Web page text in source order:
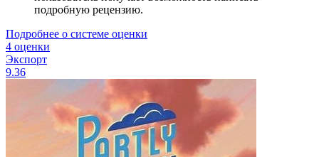
подробную рецензию.
Подробнее о системе оценки
4 оценки
Экспорт
9.36